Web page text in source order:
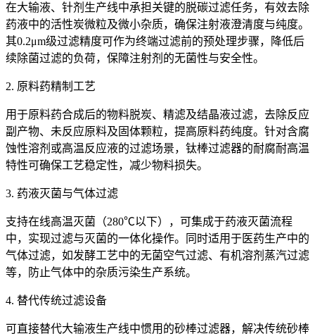
在大输液、针剂生产线中承担关键的脱碳过滤任务，有效去除
药液中的活性炭微粒及微小杂质，确保注射液澄清度与纯度。
其0.2μm级过滤精度可作为终端过滤前的预处理步骤，降低后
续除菌过滤的负荷，保障注射剂的无菌性与安全性。
2. 原料药精制工艺
用于原料药合成后的物料脱炭、精滤及结晶液过滤，去除反应
副产物、未反应原料及固体颗粒，提高原料药纯度。针对含腐
蚀性溶剂或高温反应液的过滤场景，钛棒过滤器的耐腐耐高温
特性可确保工艺稳定性，减少物料损失。
3. 药液灭菌与气体过滤
支持在线高温灭菌（280℃以下），可集成于药液灭菌流程
中，实现过滤与灭菌的一体化操作。同时适用于医药生产中的
气体过滤，如发酵工艺中的无菌空气过滤、有机溶剂蒸汽过滤
等，防止气体中的杂质污染生产系统。
4. 替代传统过滤设备
可直接替代大输液生产线中惯用的砂棒过滤器，解决传统砂棒